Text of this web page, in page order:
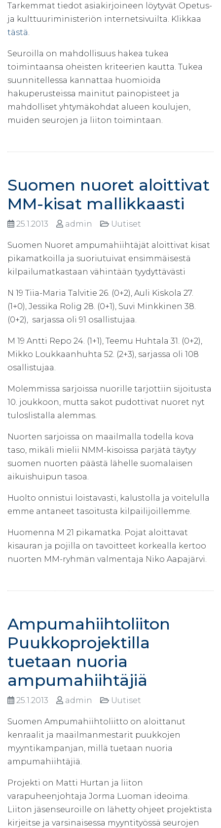
Tarkemmat tiedot asiakirjoineen löytyvät Opetus-
ja kulttuuriministeriön internetsivuilta. Klikkaa
tästä
Seuroilla on mahdollisuus hakea tukea
toimintaansa oheisten kriteerien kautta. Tukea
suunnitellessa kannattaa huomioida
hakuperusteissa mainitut painopisteet ja
mahdolliset yhtymäkohdat alueen koulujen,
muiden seurojen ja liiton toimintaan.
Suomen nuoret aloittivat
MM-kisat mallikkaasti
25.1.2013 admin Uutiset
Suomen Nuoret ampumahiihtäjät aloittivat kisat
pikamatkoilla ja suoriutuivat ensimmäisestä
kilpailumatkastaan vähintään tyydyttävästi
N 19 Tiia-Maria Talvitie 26. (0+2), Auli Kiskola 27.
(1+0), Jessika Rolig 28. (0+1), Suvi Minkkinen 38.
(0+2), sarjassa oli 91 osallistujaa.
M 19 Antti Repo 24. (1+1), Teemu Huhtala 31. (0+2),
Mikko Loukkaanhuhta 52. (2+3), sarjassa oli 108
osallistujaa.
Molemmissa sarjoissa nuorille tarjottiin sijoitusta
10. joukkoon, mutta sakot pudottivat nuoret nyt
tuloslistalla alemmas.
Nuorten sarjoissa on maailmalla todella kova
taso, mikäli mielii NMM-kisoissa parjätä täytyy
suomen nuorten päästä lähelle suomalaisen
aikuishuipun tasoa.
Huolto onnistui loistavasti, kalustolla ja voitelulla
emme antaneet tasoitusta kilpailijoillemme.
Huomenna M 21 pikamatka. Pojat aloittavat
kisauran ja pojilla on tavoitteet korkealla kertoo
nuorten MM-ryhmän valmentaja Niko Aapajärvi.
Ampumahiihtoliiton
Puukkoprojektilla
tuetaan nuoria
ampumahiihtäjiä
25.1.2013 admin Uutiset
Suomen Ampumahiihtoliitto on aloittanut
kenraalit ja maailmanmestarit puukkojen
myyntikampanjan, millä tuetaan nuoria
ampumahiihtäjiä.
Projekti on Matti Hurtan ja liiton
varapuheenjohtaja Jorma Luoman ideoima.
Liiton jäsenseuroille on lähetty ohjeet projektista
kirjeitse ja varsinaisessa myyntityössä seurojen